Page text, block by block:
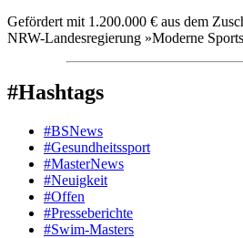
Gefördert mit 1.200.000 € aus dem
NRW-Landesregierung »Moderne
#Hashtags
#BSNews
#Gesundheitssport
#MasterNews
#Neuigkeit
#Offen
#Presse­berichte
#Swim-Masters